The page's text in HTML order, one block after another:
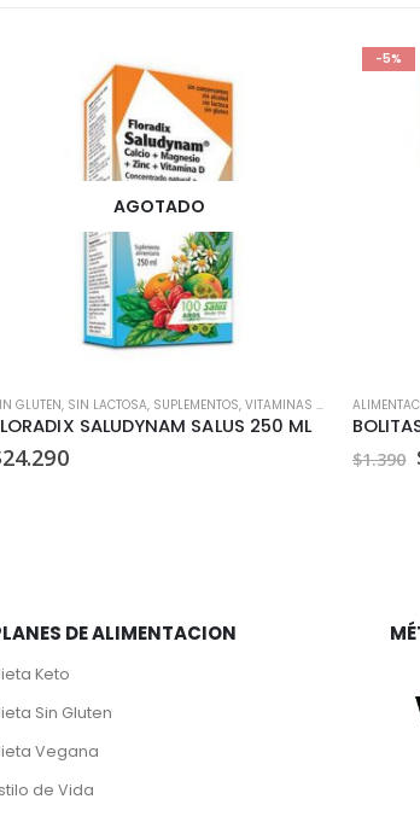
,SIN LACTOSA
AGOTADO
GLUTEN, SIN LACTOSA, SUPLEMENTOS, VITAMINAS Y MINERALES
SALUDYNAM SALUS 250 ML
24.290
-5%
$1.390
DE ALIMENTACION
Keto
Sin Gluten
Vegana
de Vida